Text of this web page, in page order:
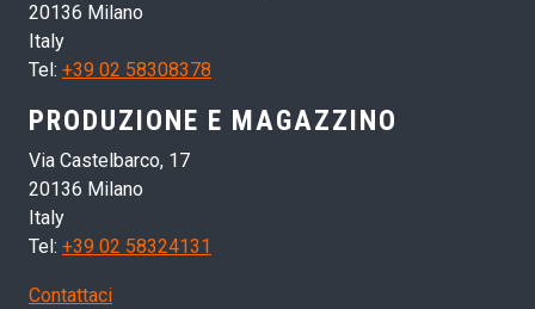
20136 Milano
Italy
Tel: +39 02 58308378
PRODUZIONE E MAGAZZINO
Via Castelbarco, 17
20136 Milano
Italy
Tel: +39 02 58324131
Contattaci